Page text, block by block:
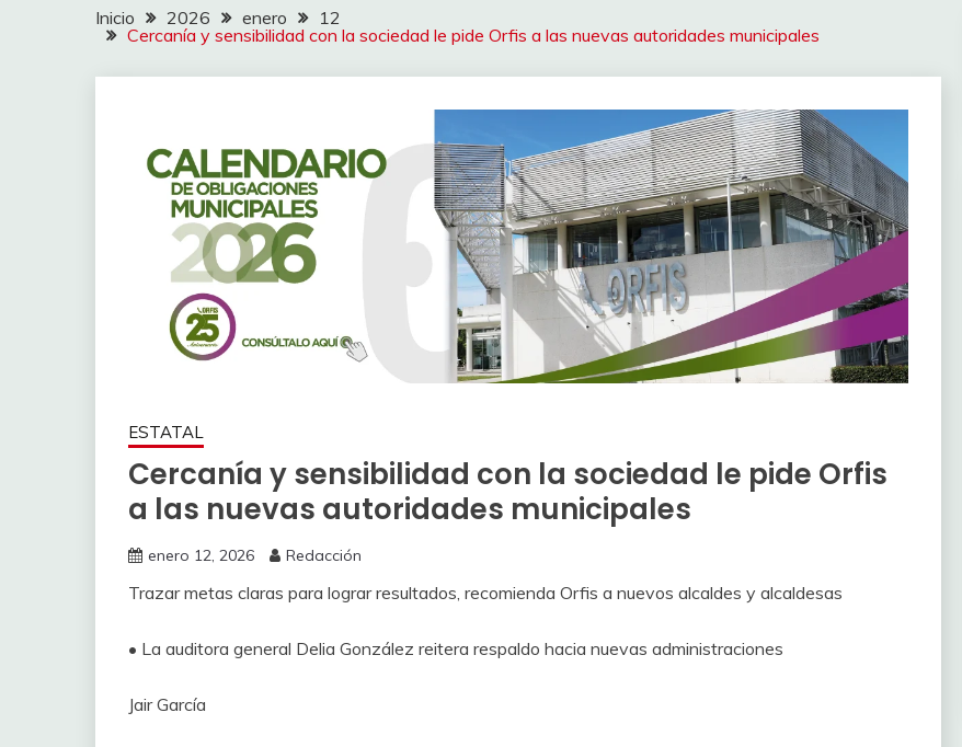
Inicio 2026 enero
12
Cercanía y sensibilidad con la sociedad le pide Orfis a las nuevas autoridades municipales
ESTATAL
Cercanía y sensibilidad con la sociedad le pide Orfis
a las nuevas autoridades municipales
enero 12, 2026 Redacción
Trazar metas claras para lograr resultados, recomienda Orfis a nuevos alcaldes y alcaldesas
• La auditora general Delia González reitera respaldo hacia nuevas administraciones
Jair García